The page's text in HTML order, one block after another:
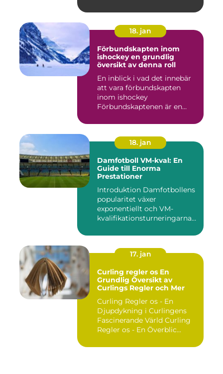
18. jan
Förbundskapten inom
ishockey en grundlig
översikt av denna roll
En inblick i vad det innebär
att vara förbundskapten
inom ishockey
Förbundskaptenen är en
18. jan
Damfotboll VM-kval: En
Guide till Enorma
Prestationer
Introduktion Damfotbollens
popularitet växer
exponentiellt och VM-
kvalifikationsturneringarna
17. jan
Curling regler os En
Grundlig Översikt av
Curlings Regler och Mer
Curling Regler os - En
Djupdykning i Curlingens
Fascinerande Värld Curling
Regler os - En Överblic...